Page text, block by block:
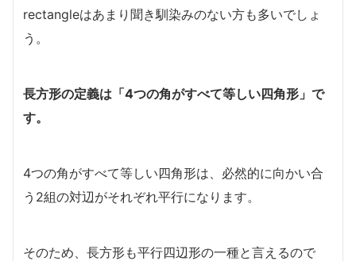
rectangleはあまり聞き馴染みのない方も多いでしょ
う。
長方形の定義は「4つの角がすべて等しい四角形」で
す。
4つの角がすべて等しい四角形は、必然的に向かい合
う2組の対辺がそれぞれ平行になります。
そのため、長方形も平行四辺形の一種と言えるので